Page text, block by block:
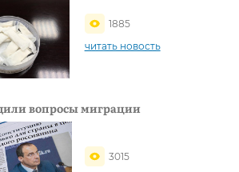
1885
читать новость
вопросы миграции
3015